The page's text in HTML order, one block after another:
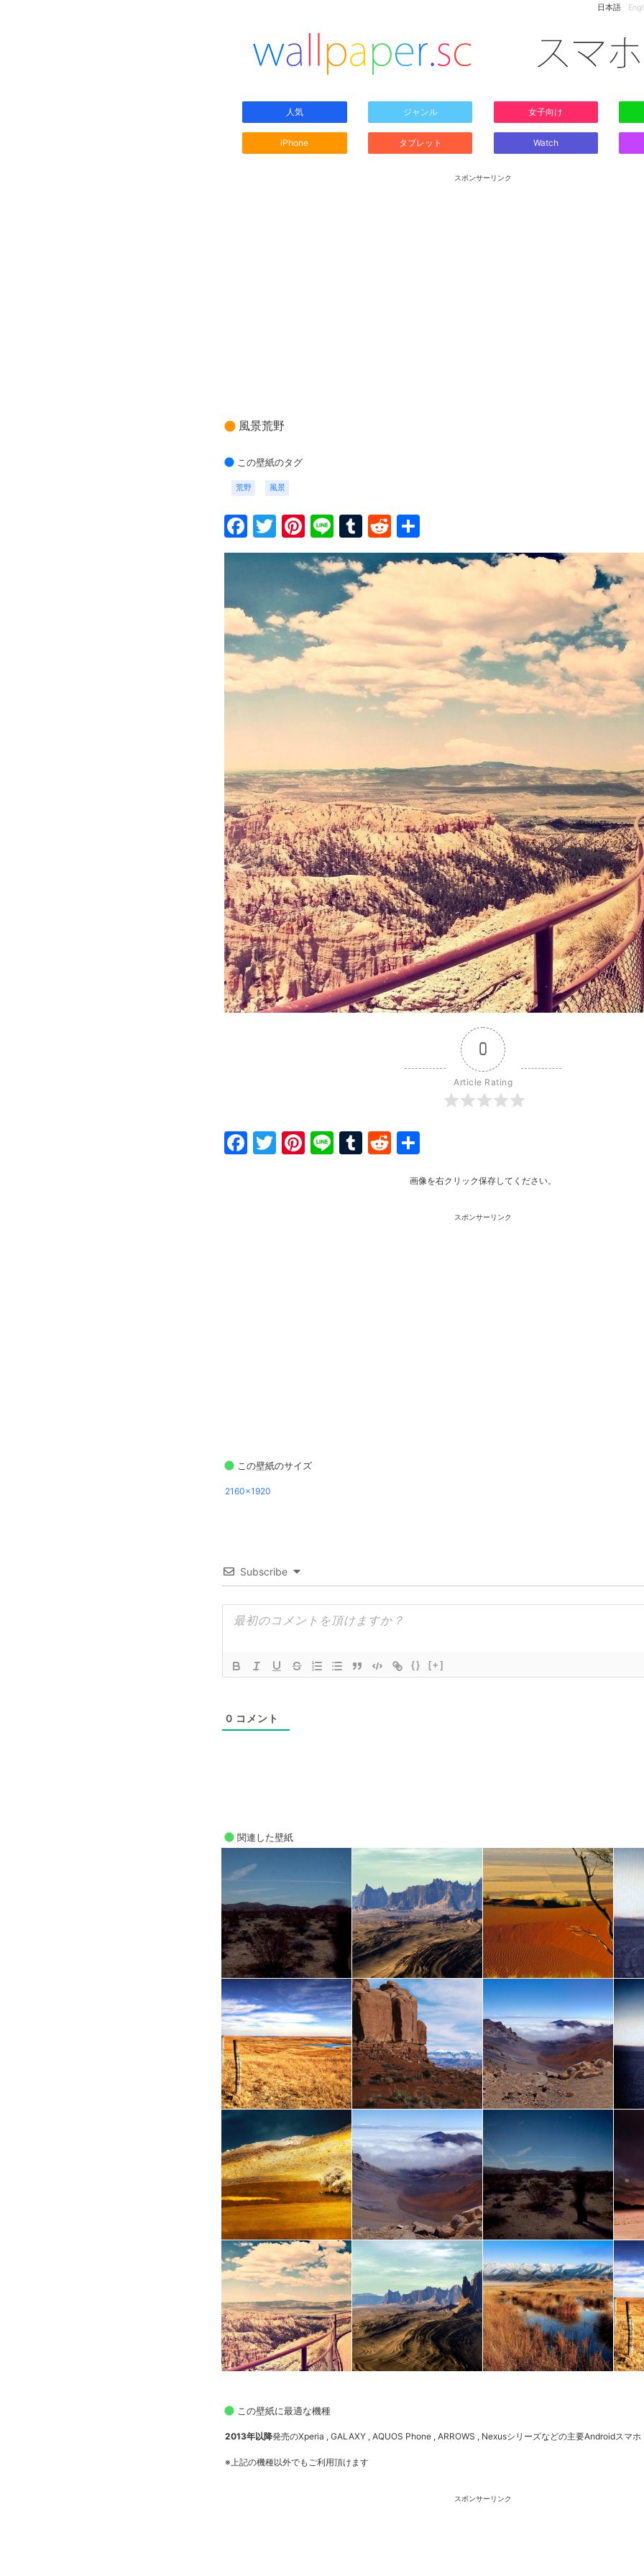
日本語
人気 ジャンル 女子向け
iPhone タブレット Watch
スポンサーリンク
風景荒野
この壁紙のタグ
荒野 風景
Facebook
Twitter
Pinterest
LineTumblr
Reddit
有
0
Article Rating
Facebook
Twitter
Pinterest
LineTumblr
Reddit
画像を右クリック保存してください。
スポンサーリンク
この壁紙のサイズ
2160x1920
Subscribe
{} [+]
0 コメント
関連した壁紙
この壁紙に最適な機種
2013年以降発売のXperia , GALAXY , AQUOS Phone , ARROWS , Nexusシリーズなどの主要Androidスマホ
※上記の機種以外でもご利用頂けます
スポンサーリンク